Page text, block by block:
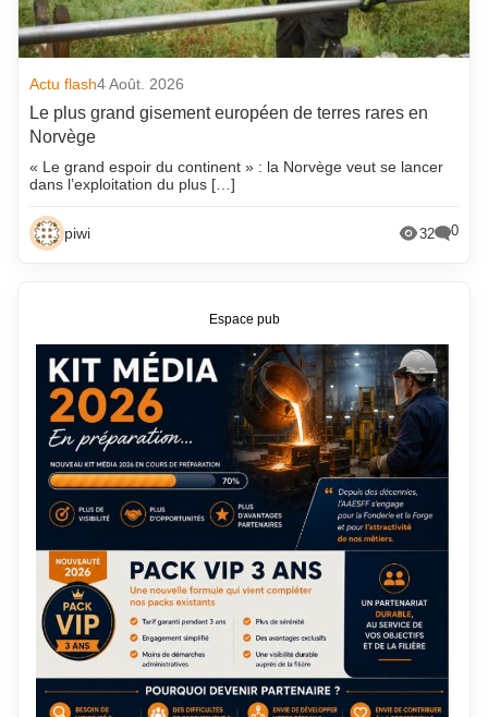
Actu flash4 Août. 2026
Le plus grand gisement européen de terres rares en
Norvège
« Le grand espoir du continent » : la Norvège veut se lancer
dans l’exploitation du plus […]
piwi 32 0
Espace pub